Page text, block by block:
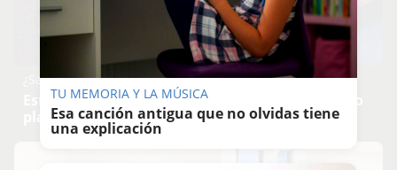
¿Sabías que existen?
Estas criaturas existen y parecen sacadas de otro
planeta
TU MEMORIA Y LA MÚSICA
Esa canción antigua que no olvidas tiene
una explicación